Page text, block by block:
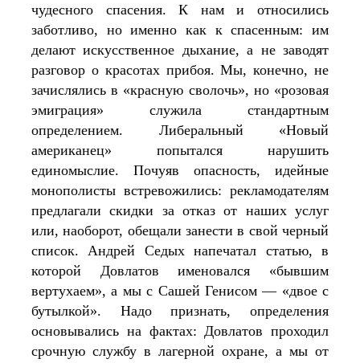
чудесного спасения. К нам и относились
заботливо, но именно как к спасенным: им
делают искусственное дыхание, а не заводят
разговор о красотах прибоя. Мы, конечно, не
зачислялись в «красную сволочь», но «розовая
эмиграция» служила стандартным
определением. Либеральный «Новый
американец» попытался нарушить
единомыслие. Почуяв опасность, идейные
монополисты встревожились: рекламодателям
предлагали скидки за отказ от наших услуг
или, наоборот, обещали занести в свой черный
список. Андрей Седых напечатал статью, в
которой Довлатов именовался «бывшим
вертухаем», а мы с Сашей Генисом — «двое с
бутылкой». Надо признать, определения
основывались на фактах: Довлатов проходил
срочную службу в лагерной охране, а мы от